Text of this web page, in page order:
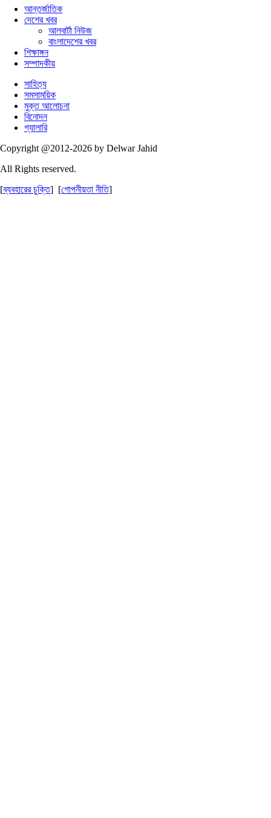
আন্তর্জাতিক
দেশের খবর
আলবার্টা নিউজ
বাংলাদেশের খবর
শিক্ষাঙ্গন
সম্পাদকীয়
সাহিত্য
সমসাময়িক
মুক্ত আলোচনা
বিনোদন
গ্যালারি
Copyright @2012-2026 by Delwar Jahid
All Rights reserved.
[ব্যবহারের চুক্তি] [গোপনীয়তা নীতি]